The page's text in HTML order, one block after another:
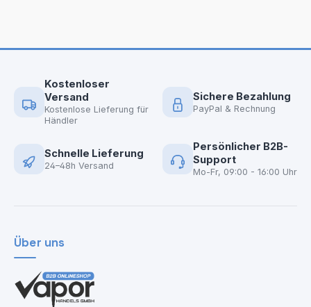
Kostenloser
Versand
Kostenlose Lieferung für
Händler
Sichere Bezahlung
PayPal & Rechnung
Schnelle Lieferung
24–48h Versand
Persönlicher B2B-
Support
Mo-Fr, 09:00 - 16:00 Uhr
Über uns